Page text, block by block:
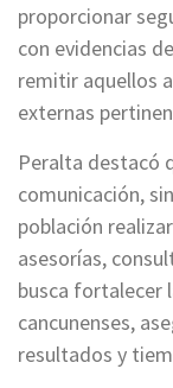
proporcionar
con evidencias
remitir aquellos
externas
Peralta destacó
comunicación,
población
asesorías,
busca fortalecer
cancunenses,
resultados y